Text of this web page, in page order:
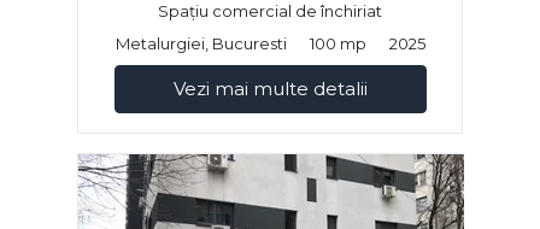
Spațiu comercial de închiriat
Metalurgiei, Bucuresti
100 mp 2025
Vezi mai multe detalii